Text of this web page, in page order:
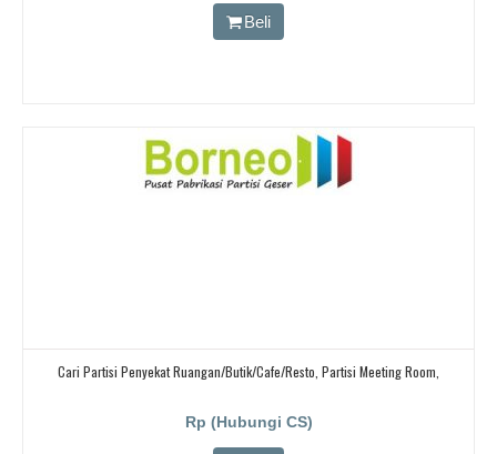
Beli
Cari Partisi Penyekat Ruangan/butik/cafe/resto, Partisi Meeting Room,
Rp (Hubungi CS)